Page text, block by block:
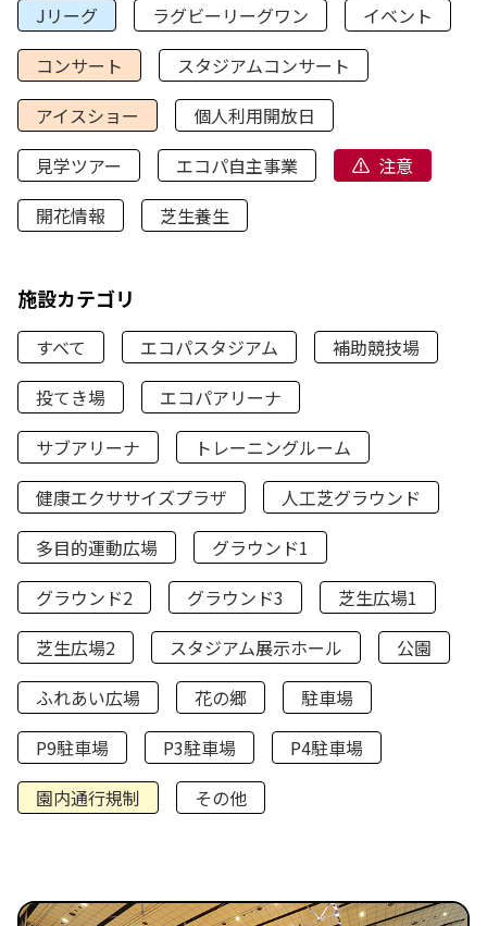
Jリーグ
ラグビーリーグワン
イベント
コンサート
スタジアムコンサート
アイスショー
個人利用開放日
見学ツアー
エコパ自主事業
注意
開花情報
芝生養生
施設カテゴリ
すべて エコパスタジアム
補助競技場
投てき場
エコパアリーナ
サブアリーナ
トレーニングルーム
健康エクササイズプラザ
人工芝グラウンド
多目的運動広場
グラウンド1
グラウンド2
グラウンド3
芝生広場1
芝生広場2
スタジアム展示ホール
公園
ふれあい広場
花の郷
駐車場
P9駐車場
P3駐車場
P4駐車場
園内通行規制
その他